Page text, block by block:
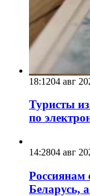
18:1204 авг
Туристы
по
14:2804 авг
Россиянам
Беларусь,